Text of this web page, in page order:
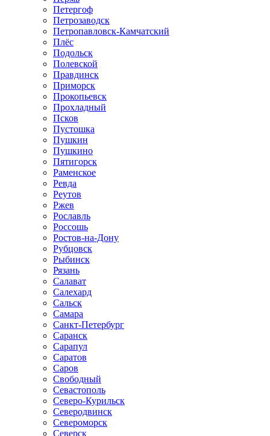
Петергоф
Петрозаводск
Петропавловск-Камчатский
Плёс
Подольск
Полевской
Правдинск
Приморск
Прокопьевск
Прохладный
Псков
Пустошка
Пушкин
Пушкино
Пятигорск
Раменское
Ревда
Реутов
Ржев
Рославль
Россошь
Ростов-на-Дону
Рубцовск
Рыбинск
Рязань
Салават
Салехард
Сальск
Самара
Санкт-Петербург
Саранск
Сарапул
Саратов
Саров
Свободный
Севастополь
Северо-Курильск
Северодвинск
Североморск
Северск